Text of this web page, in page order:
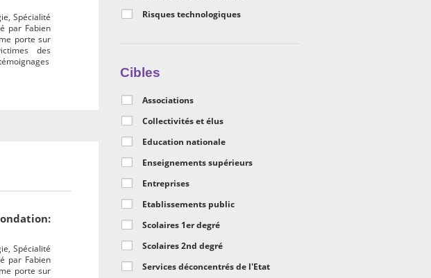
Spécialité
par Fabien
porte sur
des
Spécialité
par Fabien
porte sur
Risques technologiques
Cibles
Associations
Collectivités et élus
Education nationale
Enseignements supérieurs
Entreprises
Etablissements public
Scolaires 1er degré
Scolaires 2nd degré
Services déconcentrés de l'Etat